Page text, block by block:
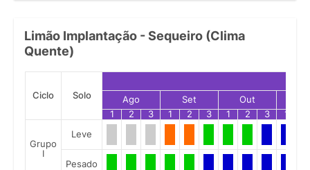
Limão Implantação - Sequeiro (Clima
Quente)
Ciclo Solo Ago Set Out
1
2 3 1 2 3 1 2 3 1
Grupo
I
Leve
Pesado